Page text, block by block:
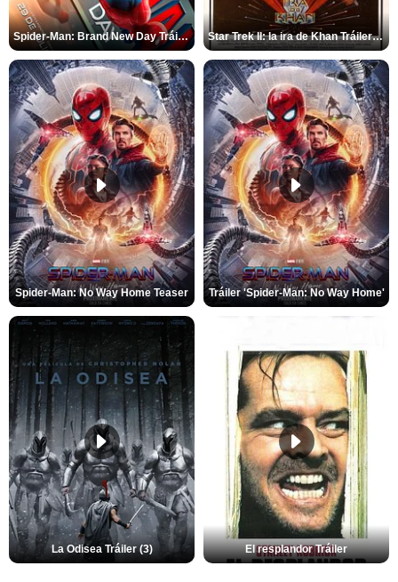
Spider-Man: Brand New Day Tráiler (3) Star Trek II: la ira de Khan Tráiler VO
Spider-Man: No Way Home Teaser Tráiler 'Spider-Man: No Way Home'
La Odisea Tráiler (3) El resplandor Tráiler